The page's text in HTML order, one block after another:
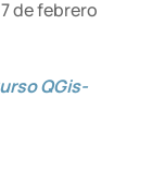
de febrero
QGis-